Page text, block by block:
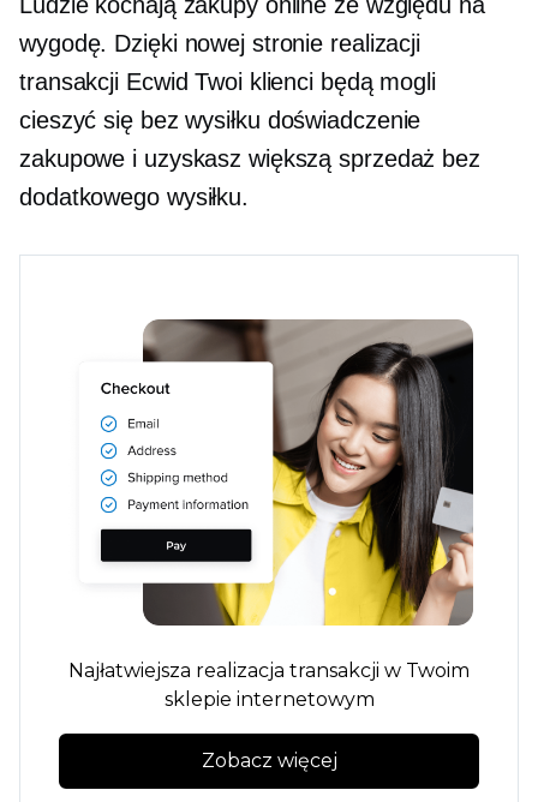
wygodę. Dzięki nowej stronie realizacji
transakcji Ecwid Twoi klienci będą mogli
cieszyć się bez wysiłku doświadczenie
zakupowe i uzyskasz większą sprzedaż bez
dodatkowego wysiłku.
Najłatwiejsza realizacja transakcji w Twoim
sklepie internetowym
Zobacz więcej